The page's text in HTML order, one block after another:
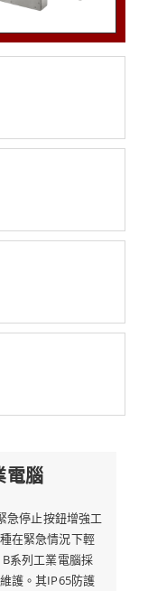
何其他惡劣環境
卓越的耐用性，
電腦
急停止按鈕增強工
在緊急情況下輕
系列工業電腦採
護。其IP65防護